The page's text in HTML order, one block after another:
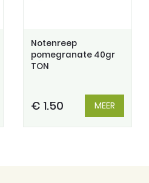
Notenreep
pomegranate 40gr
TON
€ 1.50 MEER